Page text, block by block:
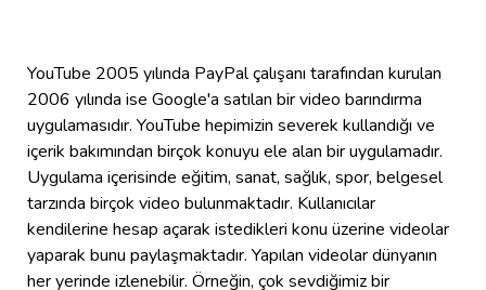
YouTube 2005 yılında PayPal çalışanı tarafından kurulan
2006 yılında ise Google'a satılan bir video barındırma
uygulamasıdır. YouTube hepimizin severek kullandığı ve
içerik bakımından birçok konuyu ele alan bir uygulamadır.
Uygulama içerisinde eğitim, sanat, sağlık, spor, belgesel
tarzında birçok video bulunmaktadır. Kullanıcılar
kendilerine hesap açarak istedikleri konu üzerine videolar
yaparak bunu paylaşmaktadır. Yapılan videolar dünyanın
her yerinde izlenebilir. Örneğin, çok sevdiğimiz bir